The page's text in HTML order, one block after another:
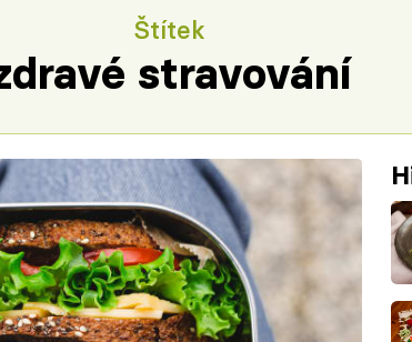
NA NÁKUPECH
Štítek
stravování